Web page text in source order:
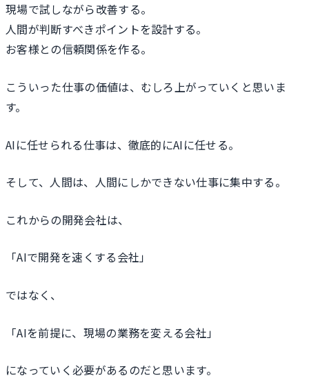
現場で試しながら改善する。
人間が判断すべきポイントを設計する。
お客様との信頼関係を作る。
こういった仕事の価値は、むしろ上がっていくと思いま
す。
AIに任せられる仕事は、徹底的にAIに任せる。
そして、人間は、人間にしかできない仕事に集中する。
これからの開発会社は、
「AIで開発を速くする会社」
ではなく、
「AIを前提に、現場の業務を変える会社」
になっていく必要があるのだと思います。